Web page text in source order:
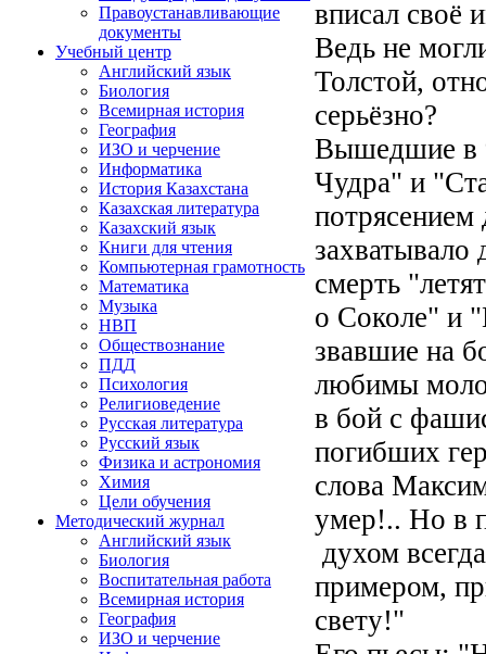
Правоустанавливающие
документы
Учебный центр
Английский язык
Биология
Всемирная история
География
ИЗО и черчение
Информатика
История Казахстана
Казахская литература
Казахский язык
Книги для чтения
Компьютерная грамотность
Математика
Музыка
НВП
Обществознание
ПДД
Психология
Религиоведение
Русская литература
Русский язык
Физика и астрономия
Химия
Цели обучения
Методический журнал
Английский язык
Биология
Воспитательная работа
Всемирная история
География
ИЗО и черчение
вписал своё
Ведь не
Толстой,
серьёзно?
Вышедшие в
Чудра" и
захватывало
смерть
о Соколе" и
звавшие на
любимы
в бой с
погибших
слова
умер!.. Но в
духом
примером,
свету!"